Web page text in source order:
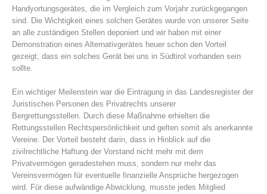
Board of Management
Handyortungsgerätes, die im Vergleich zum Vorjahr zurückgegangen
sind. Die Wichtigkeit eines solchen Gerätes wurde von unserer Seite
an alle zuständigen Stellen deponiert und wir haben mit einer
Demonstration eines Alternativgerätes heuer schon den Vorteil
gezeigt, dass ein solches Gerät bei uns in Südtirol vorhanden sein
sollte.
Ein wichtiger Meilenstein war die Eintragung in das Landesregister der
Juristischen Personen des Privatrechts unserer
Bergrettungsstellen. Durch diese Maßnahme erhielten die
Rettungsstellen Rechtspersönlichkeit und gelten somit als anerkannte
Vereine. Der Vorteil besteht darin, dass in Hinblick auf die
zivilrechtliche Haftung der Vorstand nicht mehr mit dem
Privatvermögen geradestehen muss, sondern nur mehr das
Vereinsvermögen für eventuelle finanzielle Ansprüche hergezogen
wird. Für diese aufwändige Abwicklung, musste jedes Mitglied